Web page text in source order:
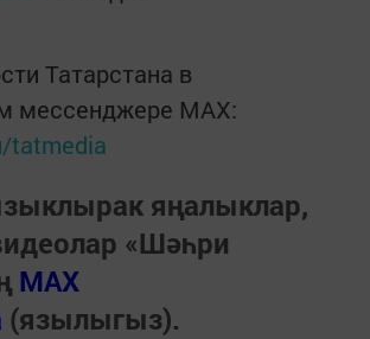
Татарстана в
мессенджере MАХ:
tatmedia
яңалыклар,
«Шәһри
MAX
(язылыгыз).